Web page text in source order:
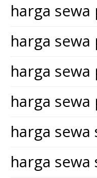
harga
harga
harga
harga
harga
harga